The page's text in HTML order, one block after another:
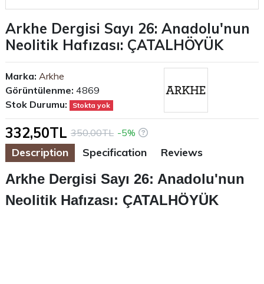
Arkhe Dergisi Sayı 26: Anadolu'nun
Neolitik Hafızası: ÇATALHÖYÜK
Description Specification Reviews
Arkhe Dergisi Sayı 26: Anadolu'nun
Neolitik Hafızası: ÇATALHÖYÜK
Marka: Arkhe
Görüntülenme: 4869
Stok Durumu:
Stokta yok
332,50TL 350,00TL -5%